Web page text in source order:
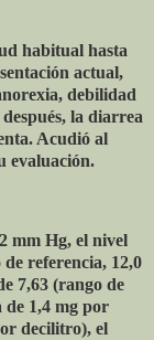
habitual hasta
actual,
debilidad
la diarrea
Acudió al
evaluación.
mm Hg, el nivel
referencia, 12,0
7,63 (rango de
de 1,4 mg por
decilitro), el